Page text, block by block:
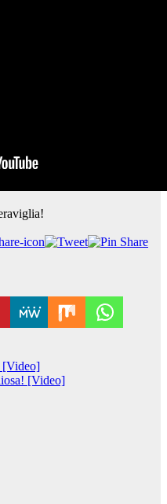
[Video]
[Video]